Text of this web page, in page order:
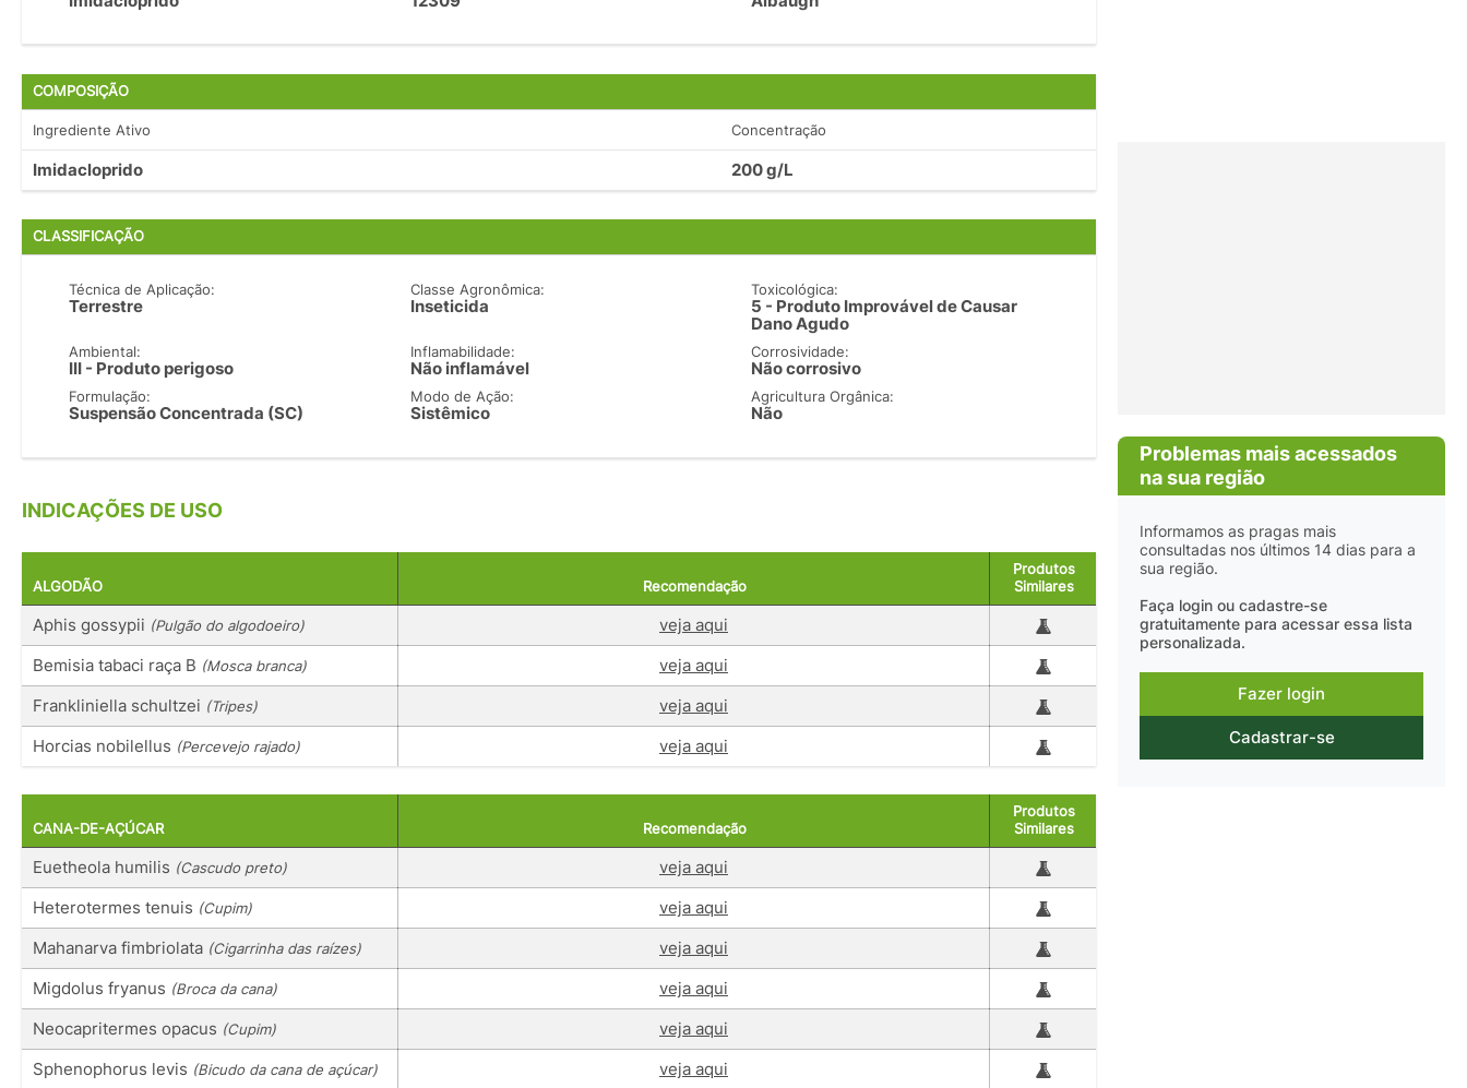
COMPOSIÇÃO
Ingrediente Ativo Concentração
Imidacloprido 200 g/L
CLASSIFICAÇÃO
Técnica de Aplicação:
Terrestre
Classe Agronômica:
Inseticida
Toxicológica:
5 - Produto Improvável de Causar
Dano Agudo
Ambiental:
III - Produto perigoso
Inflamabilidade:
Não inflamável
Corrosividade:
Não corrosivo
Formulação:
Suspensão Concentrada (SC)
Modo de Ação:
Sistêmico
Agricultura Orgânica:
Não
INDICAÇÕES DE USO
ALGODÃO Recomendação
Produtos
Similares
Aphis gossypii (Pulgão do algodoeiro)
veja aqui
Bemisia tabaci raça B (Mosca branca)
veja aqui
Frankliniella schultzei (Tripes)
veja aqui
Horcias nobilellus (Percevejo rajado) veja aqui
CANA-DE-AÇÚCAR Recomendação
Produtos
Similares
Euetheola humilis (Cascudo preto)
veja aqui
Heterotermes tenuis (Cupim)
veja aqui
Mahanarva fimbriolata (Cigarrinha das raízes)
veja aqui
Migdolus fryanus (Broca da cana)
veja aqui
Neocapritermes opacus (Cupim)
veja aqui
Sphenophorus levis (Bicudo da cana de açúcar) veja aqui
Problemas mais acessados
na sua região
Informamos as pragas mais
consultadas nos últimos 14 dias para a
sua região.
Faça login ou cadastre-se
gratuitamente para acessar essa lista
personalizada.
Fazer login
Cadastrar-se